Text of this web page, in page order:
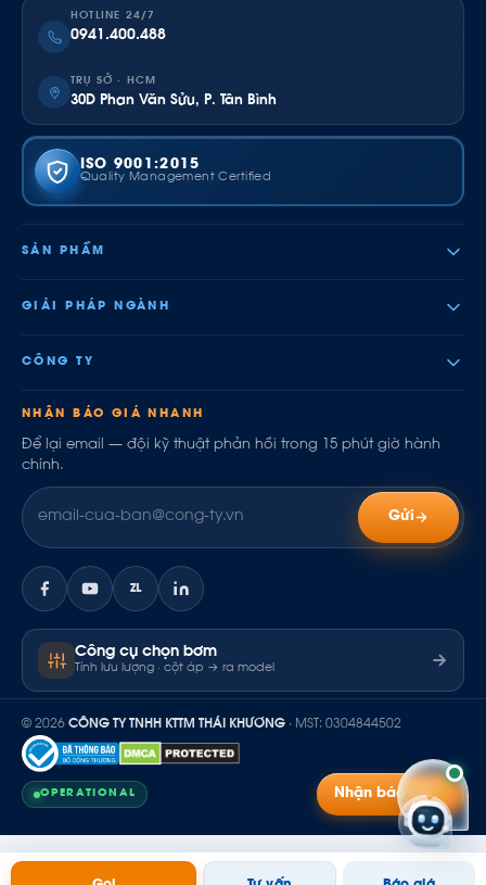
HOTLINE 24/7
0941.400.488
TRỤ SỞ · HCM
30D Phan Văn Sửu, P. Tân Bình
ISO 9001:2015
Quality Management Certified
SẢN PHẨM
GIẢI PHÁP NGÀNH
CÔNG TY
NHẬN BÁO GIÁ NHANH
Để lại email — đội kỹ thuật phản hồi trong 15 phút giờ hành
chính.
Gửi
ZL
Công cụ chọn bơm
Tính lưu lượng · cột áp → ra model
© 2026 CÔNG TY TNHH KTTM THÁI KHƯƠNG · MST: 0304844502
OPERATIONAL Nhận báo giá